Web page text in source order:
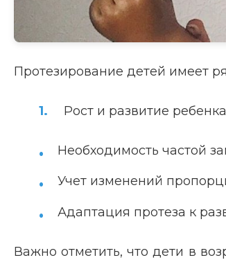
Протезирование детей имеет
Рост и развитие
Необходимость частой
Учет изменений
Адаптация протеза к
Важно отметить, что дети в